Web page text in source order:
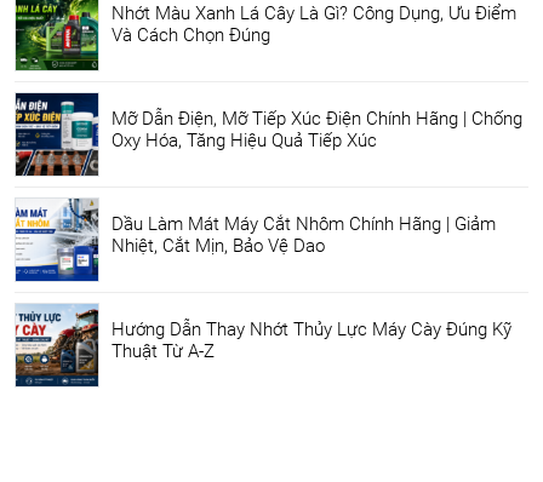
Nhớt Màu Xanh Lá Cây Là Gì? Công Dụng, Ưu Điểm
Và Cách Chọn Đúng
Mỡ Dẫn Điện, Mỡ Tiếp Xúc Điện Chính Hãng | Chống
Oxy Hóa, Tăng Hiệu Quả Tiếp Xúc
Dầu Làm Mát Máy Cắt Nhôm Chính Hãng | Giảm
Nhiệt, Cắt Mịn, Bảo Vệ Dao
Hướng Dẫn Thay Nhớt Thủy Lực Máy Cày Đúng Kỹ
Thuật Từ A-Z